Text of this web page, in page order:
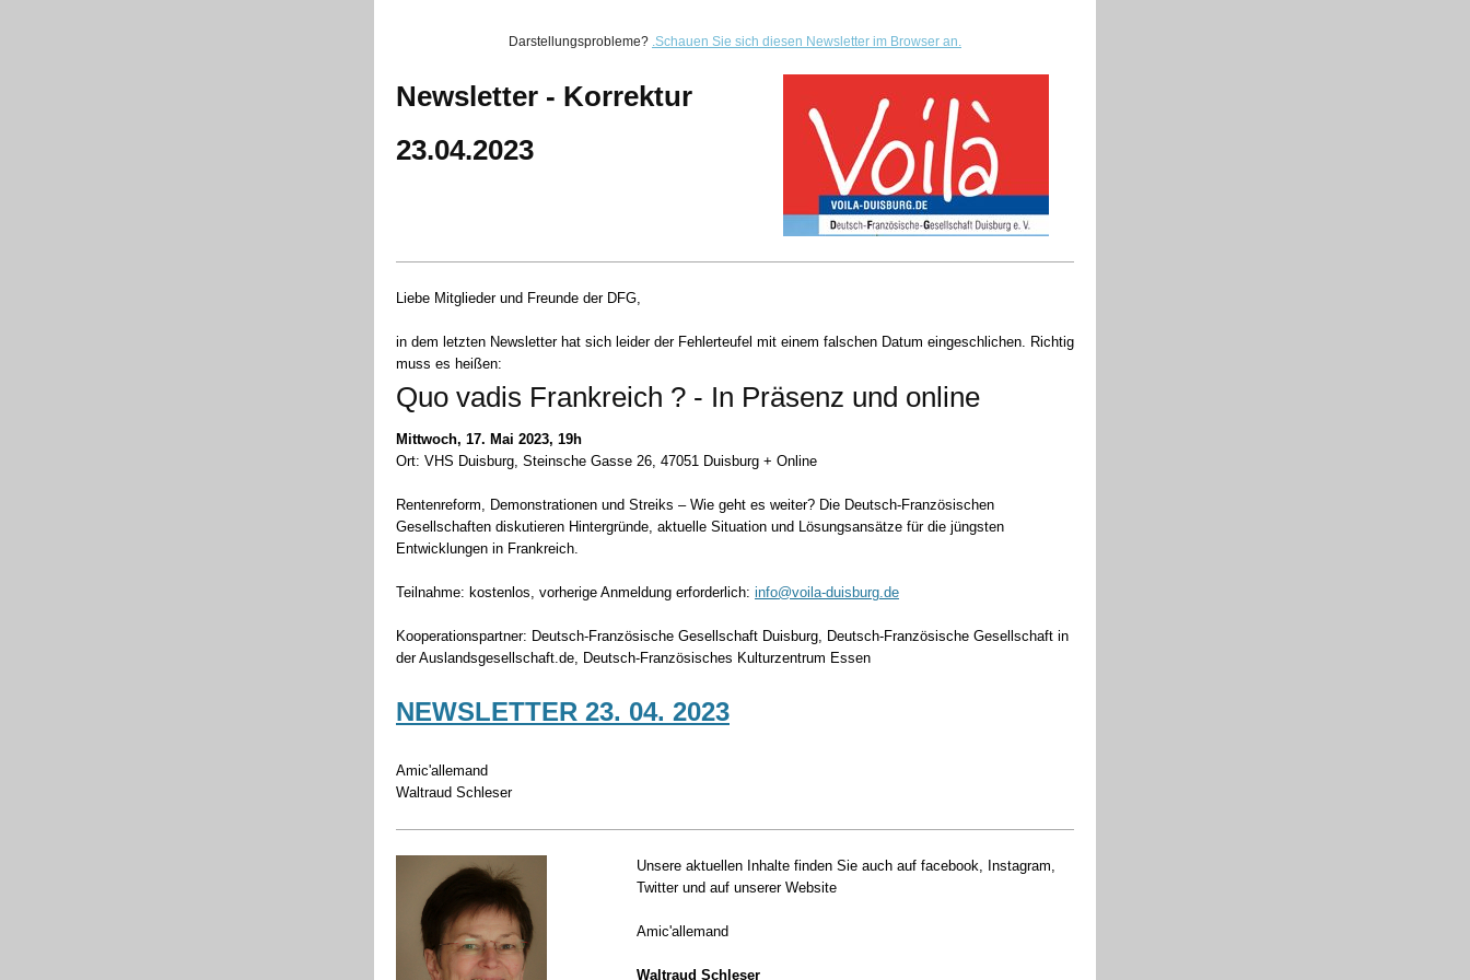
Darstellungsprobleme? .Schauen Sie sich diesen Newsletter im Browser an.
Newsletter - Korrektur
23.04.2023
Liebe Mitglieder und Freunde der DFG,
in dem letzten Newsletter hat sich leider der Fehlerteufel mit einem falschen Datum eingeschlichen. Richtig
muss es heißen:
Quo vadis Frankreich ? - In Präsenz und online
Mittwoch, 17. Mai 2023, 19h
Ort: VHS Duisburg, Steinsche Gasse 26, 47051 Duisburg + Online
Rentenreform, Demonstrationen und Streiks – Wie geht es weiter? Die Deutsch-Französischen
Gesellschaften diskutieren Hintergründe, aktuelle Situation und Lösungsansätze für die jüngsten
Entwicklungen in Frankreich.
Teilnahme: kostenlos, vorherige Anmeldung erforderlich: info@voila-duisburg.de
Kooperationspartner: Deutsch-Französische Gesellschaft Duisburg, Deutsch-Französische Gesellschaft in
der Auslandsgesellschaft.de, Deutsch-Französisches Kulturzentrum Essen
NEWSLETTER 23. 04. 2023
Amic'allemand
Waltraud Schleser
Unsere aktuellen Inhalte finden Sie auch auf facebook, Instagram,
Twitter und auf unserer Website
Amic'allemand
Waltraud Schleser